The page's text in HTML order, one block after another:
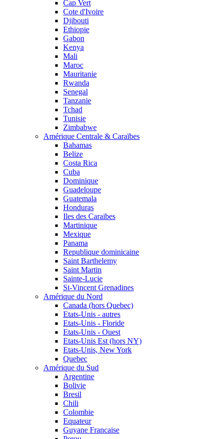
Cap Vert
Cote d'Ivoire
Djibouti
Ethiopie
Gabon
Kenya
Mali
Maroc
Mauritanie
Rwanda
Senegal
Tanzanie
Tchad
Tunisie
Zimbabwe
Amérique Centrale & Caraïbes
Bahamas
Belize
Costa Rica
Cuba
Dominique
Guadeloupe
Guatemala
Honduras
Iles des Caraibes
Martinique
Mexique
Panama
Republique dominicaine
Saint Barthelemy
Saint Martin
Sainte-Lucie
St-Vincent Grenadines
Amérique du Nord
Canada (hors Quebec)
Etats-Unis - autres
Etats-Unis - Floride
Etats-Unis - Ouest
Etats-Unis Est (hors NY)
Etats-Unis, New York
Quebec
Amérique du Sud
Argentine
Bolivie
Bresil
Chili
Colombie
Equateur
Guyane Francaise